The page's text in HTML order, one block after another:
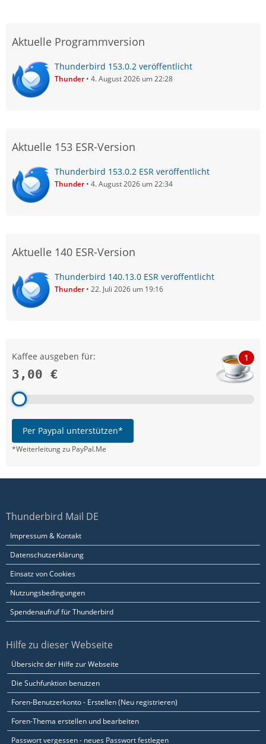
Aktuelle Programmversion
Thunderbird 153.0.2 veröffentlicht
Thunder 4. August 2026 um 22:28
Aktuelle 153 ESR-Version
Thunderbird 153.0.2 ESR veröffentlicht
Thunder 4. August 2026 um 22:34
Aktuelle 140 ESR-Version
Thunderbird 140.13.0 ESR veröffentlicht
Thunder 22. Juli 2026 um 19:16
Kaffee ausgeben für:
3,00 €
1
Per Paypal unterstützen*
*Weiterleitung zu PayPal.Me
Thunderbird Mail DE
Impressum & Kontakt
Datenschutzerklärung
Einsatz von Cookies
Nutzungsbedingungen
Spendenaufruf für Thunderbird
Hilfe zu dieser Webseite
Übersicht der Hilfe zur Webseite
Die Suchfunktion benutzen
Foren-Benutzerkonto - Erstellen (Neu registrieren)
Foren-Thema erstellen und bearbeiten
Passwort vergessen - neues Passwort festlegen